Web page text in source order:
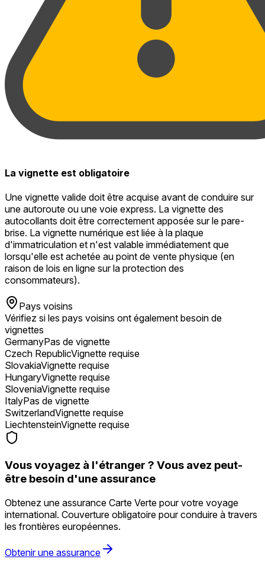
La vignette est obligatoire
Une vignette valide doit être acquise avant de conduire sur
une autoroute ou une voie express. La vignette des
autocollants doit être correctement apposée sur le pare-
brise. La vignette numérique est liée à la plaque
d'immatriculation et n'est valable immédiatement que
lorsqu'elle est achetée au point de vente physique (en
raison de lois en ligne sur la protection des
consommateurs).
Pays voisins
Vérifiez si les pays voisins ont également besoin de
vignettes
GermanyPas de vignette
Czech RepublicVignette requise
SlovakiaVignette requise
HungaryVignette requise
SloveniaVignette requise
ItalyPas de vignette
SwitzerlandVignette requise
LiechtensteinVignette requise
Vous voyagez à l'étranger ? Vous avez peut-
être besoin d'une assurance
Obtenez une assurance Carte Verte pour votre voyage
international. Couverture obligatoire pour conduire à travers
les frontières européennes.
Obtenir une assurance